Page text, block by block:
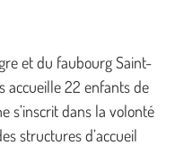
et du faubourg Saint-
accueille 22 enfants de
s’inscrit dans la volonté
structures d’accueil